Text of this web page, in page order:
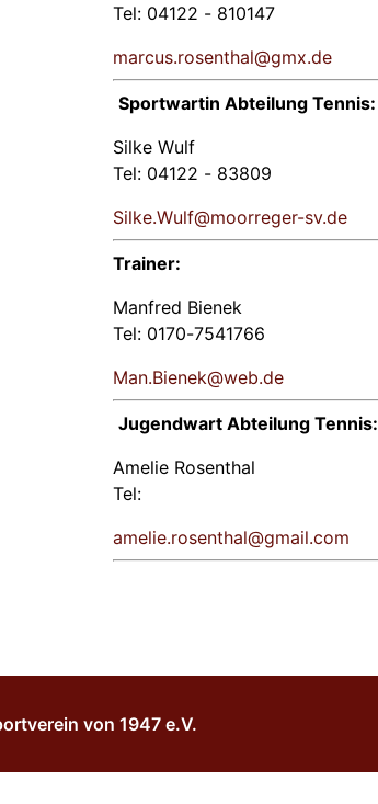
Tel: 04122 - 810147
marcus.rosenthal@gmx.de
Sportwartin Abteilung Tennis:
Silke Wulf
Tel: 04122 - 83809
Silke.Wulf@moorreger-sv.de
Trainer:
Manfred Bienek
Tel: 0170-7541766
Man.Bienek@web.de
Jugendwart Abteilung Tennis:
Amelie Rosenthal
Tel:
amelie.rosenthal@gmail.com
von 1947 e.V.